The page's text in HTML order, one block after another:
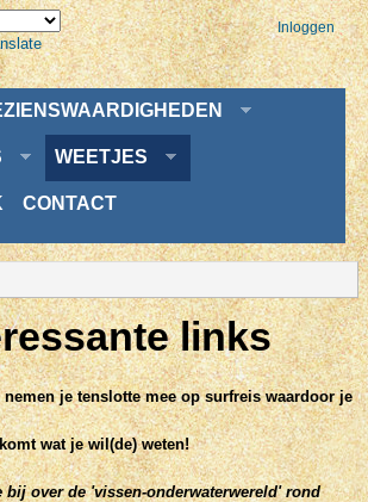
Inloggen
WEETJES
CONTACT
links
je tenslotte mee op surfreis waardoor je
wat je wil(de) weten!
bij over de 'vissen-onderwaterwereld' rond